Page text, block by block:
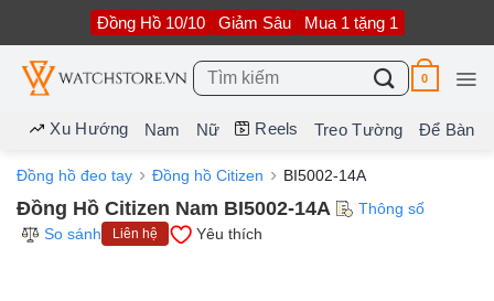
nội
dung
Đồng Hồ 10/10 Giảm Sâu Mua 1 tặng 1
Tìm
kiếm:
0
Xu Hướng Nam Nữ Reels Treo Tường Để Bàn
Đồng hồ đeo tay Đồng hồ Citizen BI5002-14A
Đồng Hồ Citizen Nam BI5002-14A
Thông số
So sánh
Liên hệ Yêu thích